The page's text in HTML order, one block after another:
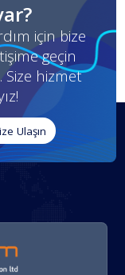
için bize
geçin
hizmet
Ulaşın